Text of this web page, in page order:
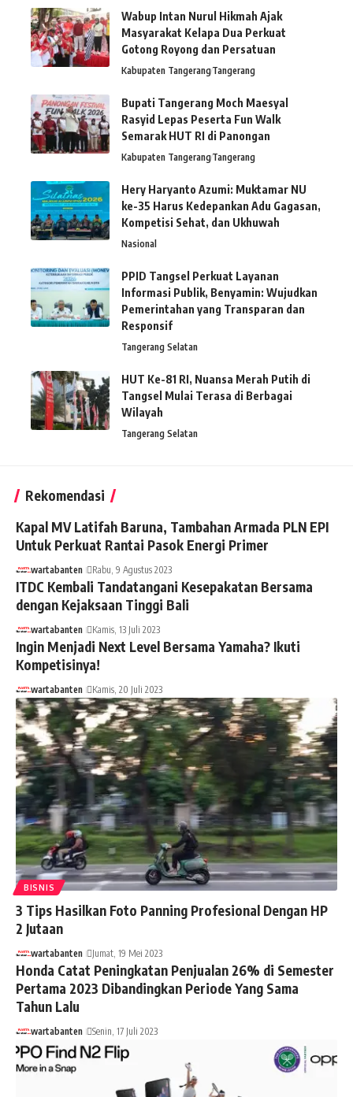
Wabup Intan Nurul Hikmah Ajak
Masyarakat Kelapa Dua Perkuat
Gotong Royong dan Persatuan
Kabupaten TangerangTangerang
Bupati Tangerang Moch Maesyal
Rasyid Lepas Peserta Fun Walk
Semarak HUT RI di Panongan
Kabupaten TangerangTangerang
Hery Haryanto Azumi: Muktamar NU
ke-35 Harus Kedepankan Adu Gagasan,
Kompetisi Sehat, dan Ukhuwah
Nasional
PPID Tangsel Perkuat Layanan
Informasi Publik, Benyamin: Wujudkan
Pemerintahan yang Transparan dan
Responsif
Tangerang Selatan
HUT Ke-81 RI, Nuansa Merah Putih di
Tangsel Mulai Terasa di Berbagai
Wilayah
Tangerang Selatan
Rekomendasi
Kapal MV Latifah Baruna, Tambahan Armada PLN EPI
Untuk Perkuat Rantai Pasok Energi Primer
wartabanten Rabu, 9 Agustus 2023
ITDC Kembali Tandatangani Kesepakatan Bersama
dengan Kejaksaan Tinggi Bali
wartabanten Kamis, 13 Juli 2023
Ingin Menjadi Next Level Bersama Yamaha? Ikuti
Kompetisinya!
wartabanten Kamis, 20 Juli 2023
BISNIS
3 Tips Hasilkan Foto Panning Profesional Dengan HP
2 Jutaan
wartabanten Jumat, 19 Mei 2023
Honda Catat Peningkatan Penjualan 26% di Semester
Pertama 2023 Dibandingkan Periode Yang Sama
Tahun Lalu
wartabanten Senin, 17 Juli 2023